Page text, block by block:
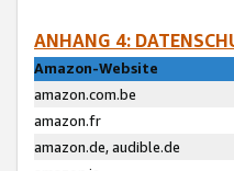
ANHANG 4:
Amazon-Website
amazon.com.be
amazon.fr
amazon.de, audible.de